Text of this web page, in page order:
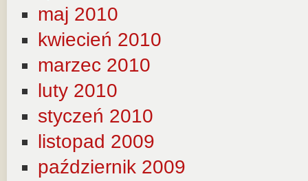
maj 2010
kwiecień 2010
marzec 2010
luty 2010
styczeń 2010
listopad 2009
październik 2009